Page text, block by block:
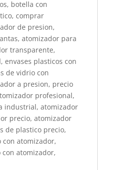
botella con
comprar
de presion,
atomizador para
transparente,
envases plasticos con
de vidrio con
a presion, precio
profesional,
industrial, atomizador
precio, atomizador
de plastico precio,
con atomizador,
atomizador,